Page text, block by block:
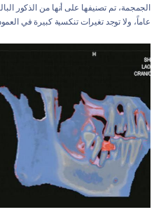
عاماً، ولا توجد تغيرات تنكسية كبيرة في